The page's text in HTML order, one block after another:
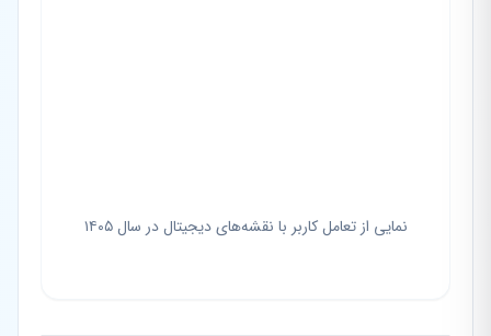
نمایی از تعامل کاربر با نقشه‌های دیجیتال در سال ۱۴۰۵